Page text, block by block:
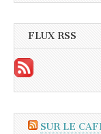
FLUX RSS
SUR LE